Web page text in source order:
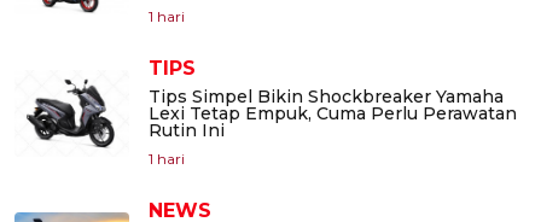
1 hari
TIPS
Tips Simpel Bikin Shockbreaker Yamaha
Lexi Tetap Empuk, Cuma Perlu Perawatan
Rutin Ini
1 hari
NEWS